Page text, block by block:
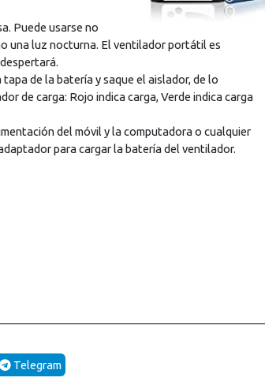
Puede usarse no
una luz nocturna. El ventilador portátil es
de la batería y saque el aislador, de lo
de carga: Rojo indica carga, Verde indica carga
del móvil y la computadora o cualquier
para cargar la batería del ventilador.
Telegram